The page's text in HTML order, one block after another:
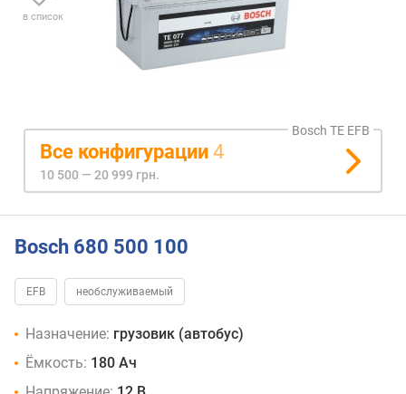
в список
Bosch TE EFB
Все конфигурации 4
10 500 — 20 999 грн.
Bosch 680 500 100
EFB необслуживаемый
Назначение: грузовик (автобус)
Ёмкость: 180 Ач